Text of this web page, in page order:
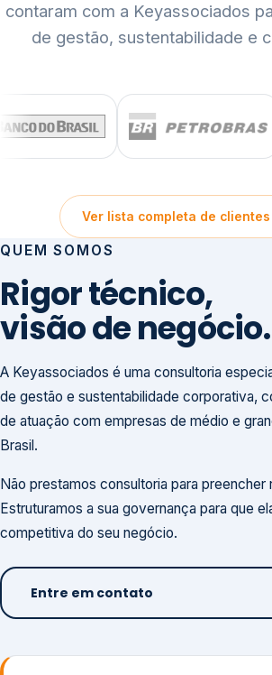
contaram com a Keyassociados
de gestão, sustentabilidade e
Ver lista completa de clientes
QUEM SOMOS
Rigor técnico,
visão de negócio.
A Keyassociados é uma consultoria
de gestão e sustentabilidade corporativa,
de atuação com empresas de médio e
Brasil.
Não prestamos consultoria para preencher
Estruturamos a sua governança para que
competitiva do seu negócio.
Entre em contato